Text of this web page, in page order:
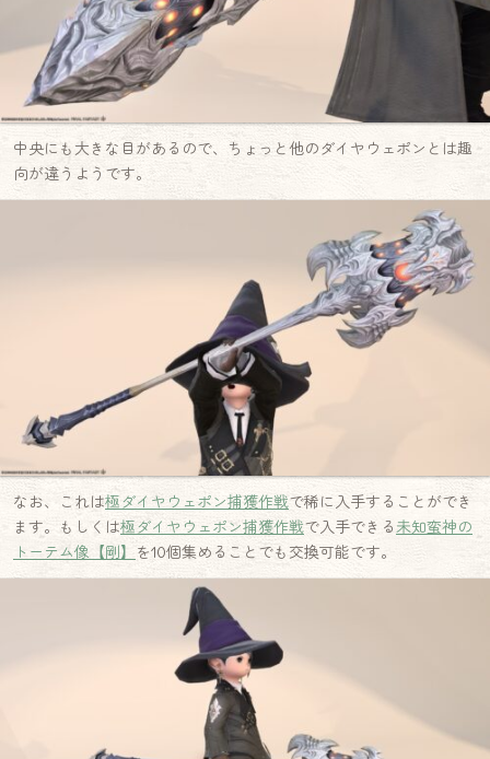
中央にも大きな目があるので、ちょっと他のダイヤウェポンとは趣
向が違うようです。
なお、これは極ダイヤウェポン捕獲作戦で稀に入手することができ
ます。もしくは極ダイヤウェポン捕獲作戦で入手できる 未知蛮神の
トーテム像【剛】
を10個集めることでも交換可能です。